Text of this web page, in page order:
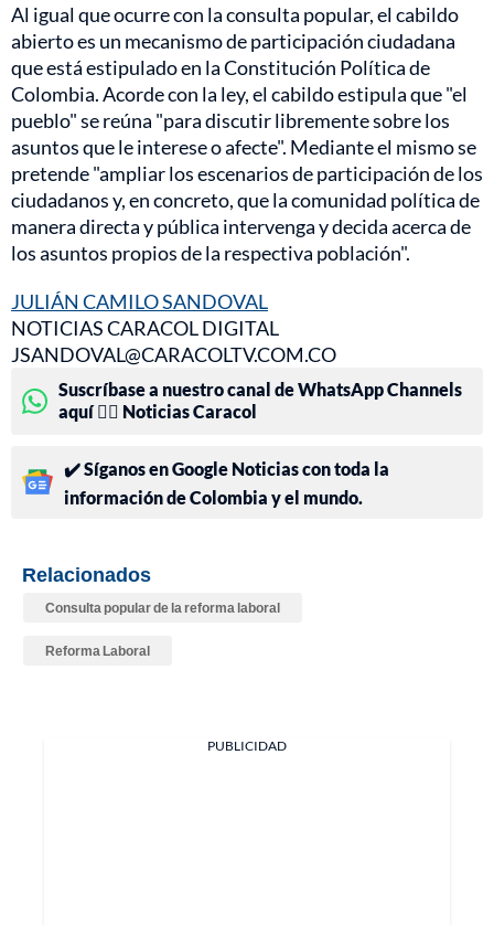
Al igual que ocurre con la consulta popular, el cabildo
abierto es un mecanismo de participación ciudadana
que está estipulado en la Constitución Política de
Colombia. Acorde con la ley, el cabildo estipula que "el
pueblo" se reúna "para discutir libremente sobre los
asuntos que le interese o afecte". Mediante el mismo se
pretende "ampliar los escenarios de participación de los
ciudadanos y, en concreto, que la comunidad política de
manera directa y pública intervenga y decida acerca de
los asuntos propios de la respectiva población".
JULIÁN CAMILO SANDOVAL
NOTICIAS CARACOL DIGITAL
JSANDOVAL@CARACOLTV.COM.CO
Suscríbase a nuestro canal de WhatsApp Channels
aquí 👉🏻 Noticias Caracol
✔️ Síganos en Google Noticias con toda la
información de Colombia y el mundo.
Relacionados
Consulta popular de la reforma laboral
Reforma Laboral
PUBLICIDAD